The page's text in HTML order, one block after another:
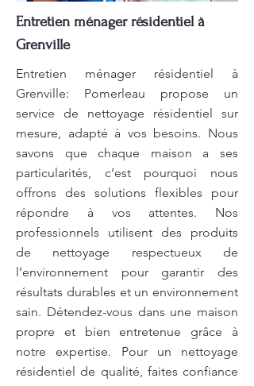
Entretien ménager résidentiel à
Grenville
Entretien ménager résidentiel à
Grenville: Pomerleau propose un
service de nettoyage résidentiel sur
mesure, adapté à vos besoins. Nous
savons que chaque maison a ses
particularités, c’est pourquoi nous
offrons des solutions flexibles pour
répondre à vos attentes. Nos
professionnels utilisent des produits
de nettoyage respectueux de
l’environnement pour garantir des
résultats durables et un environnement
sain. Détendez-vous dans une maison
propre et bien entretenue grâce à
notre expertise. Pour un nettoyage
résidentiel de qualité, faites confiance